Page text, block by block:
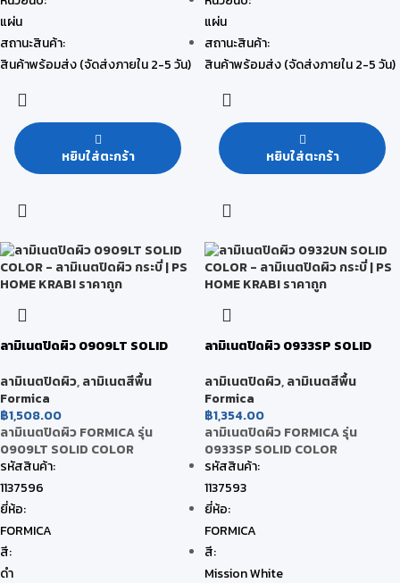
แผ่น
สถานะสินค้า:
สินค้าพร้อมส่ง (จัดส่งภายใน 2-5 วัน)
หยิบใส่ตะกร้า
แผ่น
สถานะสินค้า:
สินค้าพร้อมส่ง (จัดส่งภายใน 2-5 วัน)
หยิบใส่ตะกร้า
ลามิเนตปิดผิว 0909LT SOLID
ลามิเนตปิดผิว,ลามิเนตสีพื้น
Formica
฿1,508.00
ลามิเนตปิดผิว FORMICA รุ่น
0909LT SOLID COLOR
รหัสสินค้า:
1137596
ยี่ห้อ:
FORMICA
สี:
ดำ
ลามิเนตปิดผิว 0933SP SOLID
ลามิเนตปิดผิว,ลามิเนตสีพื้น
Formica
฿1,354.00
ลามิเนตปิดผิว FORMICA รุ่น
0933SP SOLID COLOR
รหัสสินค้า:
1137593
ยี่ห้อ:
FORMICA
สี:
Mission White